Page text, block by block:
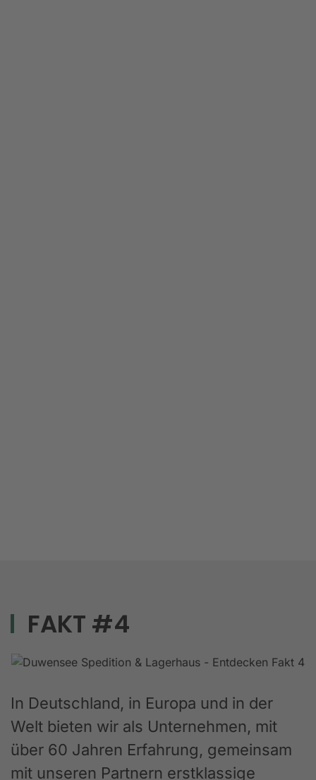
FAKT #4
In Deutschland, in Europa und in der
Welt bieten wir als Unternehmen, mit
über 60 Jahren Erfahrung, gemeinsam
mit unseren Partnern erstklassige